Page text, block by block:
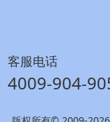
客服电话
4009-904-